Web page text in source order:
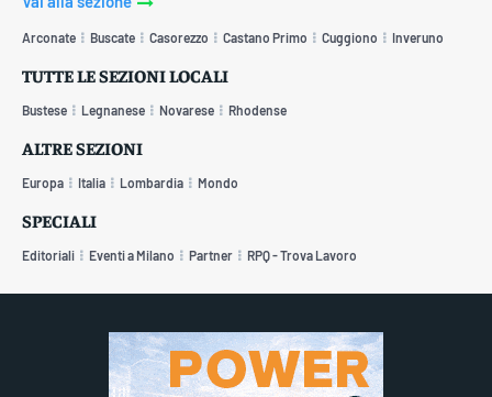
Arconate Buscate Casorezzo Castano Primo Cuggiono Inveruno
TUTTE LE SEZIONI LOCALI
Bustese Legnanese Novarese Rhodense
ALTRE SEZIONI
Europa Italia Lombardia Mondo
SPECIALI
Editoriali Eventi a Milano Partner RPQ - Trova Lavoro